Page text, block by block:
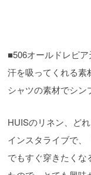
■506オールドレピ
汗を吸ってくれる素
シャツの素材でシン
HUISのリネン、ど
インスタライブで、
でもすぐ穿きたくな